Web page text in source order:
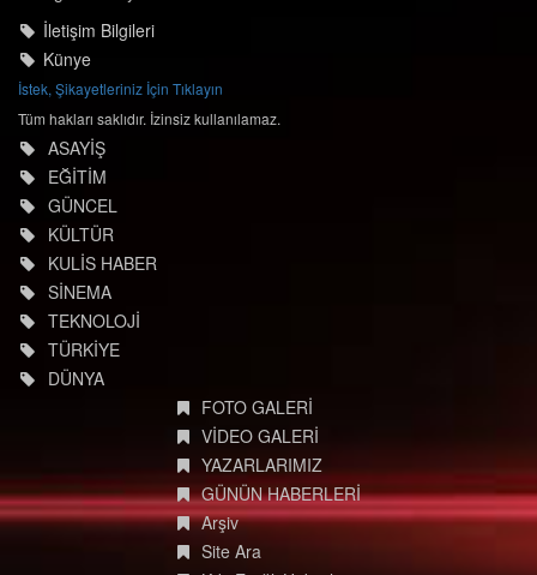
İletişim Bilgileri
Künye
İstek, Şikayetleriniz İçin Tıklayın
Tüm hakları saklıdır. İzinsiz kullanılamaz.
ASAYİŞ
EĞİTİM
GÜNCEL
KÜLTÜR
KULİS HABER
SİNEMA
TEKNOLOJİ
TÜRKİYE
DÜNYA
FOTO GALERİ
VİDEO GALERİ
YAZARLARIMIZ
GÜNÜN HABERLERİ
Arşiv
Site Ara